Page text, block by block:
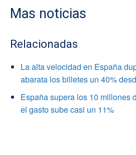
Mas noticias
Relacionadas
La alta velocidad en España
abarata los billetes un 40%
España supera los 10 millones
el gasto sube casi un 11%